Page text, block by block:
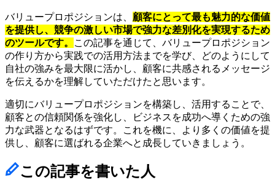
バリュープロポジションは、 顧客にとって最も魅力的な価値
を提供し、競争の激しい市場で強力な差別化を実現するため
のツールです。
この記事を通じて、バリュープロポジション
の作り方から実践での活用方法までを学び、どのようにして
自社の強みを最大限に活かし、顧客に共感されるメッセージ
を伝えるかを理解していただけたと思います。
適切にバリュープロポジションを構築し、活用することで、
顧客との信頼関係を強化し、ビジネスを成功へ導くための強
力な武器となるはずです。これを機に、より多くの価値を提
供し、顧客に選ばれる企業へと成長していきましょう。
この記事を書いた人